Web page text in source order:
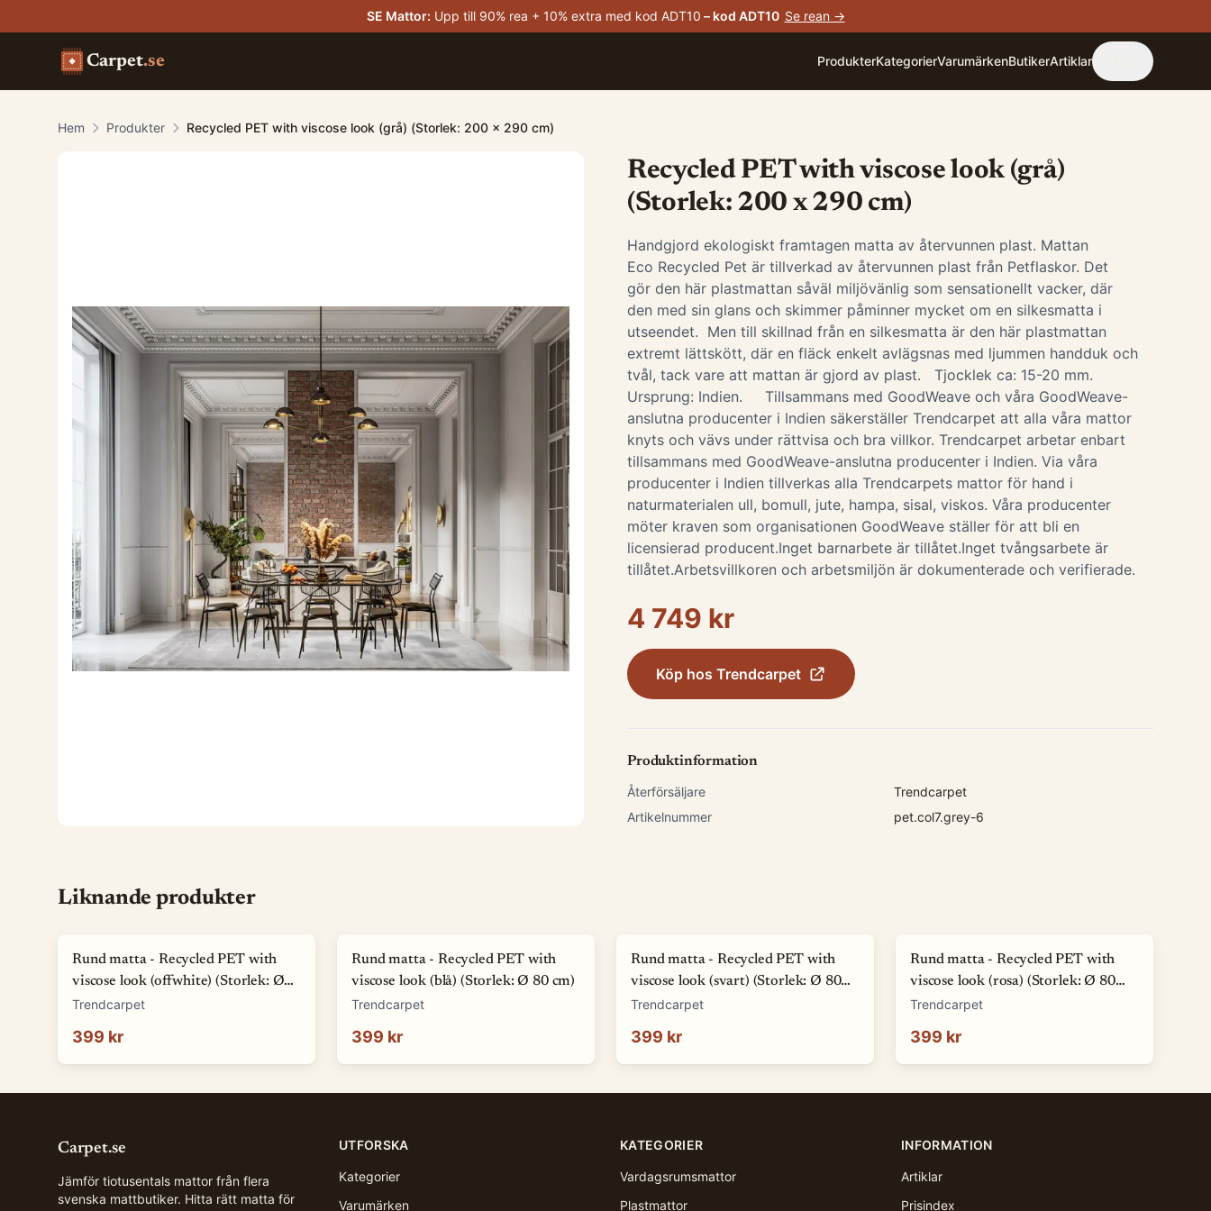
SE Mattor: Upp till 90% rea + 10% extra med kod ADT10 – kod ADT10 Se rean →
Carpet.se ProdukterKategorierVarumärkenButikerArtiklar
Hem Produkter Recycled PET with viscose look (grå) (Storlek: 200 x 290 cm)
Recycled PET with viscose look (grå)
(Storlek: 200 x 290 cm)
Handgjord ekologiskt framtagen matta av återvunnen plast. Mattan
Eco Recycled Pet är tillverkad av återvunnen plast från Petflaskor. Det
gör den här plastmattan såväl miljövänlig som sensationellt vacker, där
den med sin glans och skimmer påminner mycket om en silkesmatta i
utseendet. Men till skillnad från en silkesmatta är den här plastmattan
extremt lättskött, där en fläck enkelt avlägsnas med ljummen handduk och
tvål, tack vare att mattan är gjord av plast. Tjocklek ca: 15-20 mm.
Ursprung: Indien. Tillsammans med GoodWeave och våra GoodWeave-
anslutna producenter i Indien säkerställer Trendcarpet att alla våra mattor
knyts och vävs under rättvisa och bra villkor. Trendcarpet arbetar enbart
tillsammans med GoodWeave-anslutna producenter i Indien. Via våra
producenter i Indien tillverkas alla Trendcarpets mattor för hand i
naturmaterialen ull, bomull, jute, hampa, sisal, viskos. Våra producenter
möter kraven som organisationen GoodWeave ställer för att bli en
licensierad producent.Inget barnarbete är tillåtet.Inget tvångsarbete är
tillåtet.Arbetsvillkoren och arbetsmiljön är dokumenterade och verifierade.
4 749 kr
Köp hos Trendcarpet
Produktinformation
Återförsäljare
Trendcarpet
Artikelnummer
pet.col7.grey-6
Liknande produkter
Rund matta - Recycled PET with
viscose look (offwhite) (Storlek: Ø
80 cm)
Trendcarpet
399 kr
Rund matta - Recycled PET with
viscose look (blå) (Storlek: Ø 80 cm)
Trendcarpet
399 kr
Rund matta - Recycled PET with
viscose look (svart) (Storlek: Ø 80
cm)
Trendcarpet
399 kr
Rund matta - Recycled PET with
viscose look (rosa) (Storlek: Ø 80
cm)
Trendcarpet
399 kr
Carpet.se
Jämför tiotusentals mattor från flera
svenska mattbutiker. Hitta rätt matta för
UTFORSKA
Kategorier
Varumärken
KATEGORIER
Vardagsrumsmattor
Plastmattor
INFORMATION
Artiklar
Prisindex